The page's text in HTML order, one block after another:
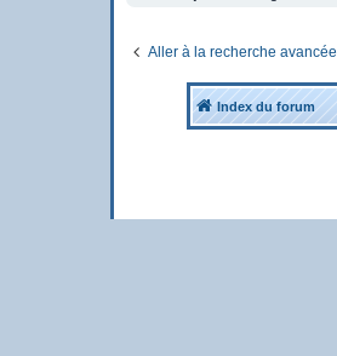
Aller à la recherche avancée
Index du forum